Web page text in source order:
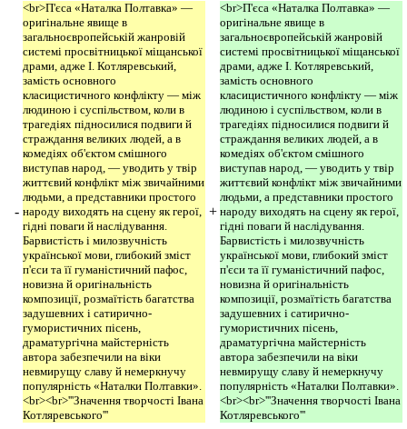
-
<br>П'єса «Наталка Полтавка» —
оригінальне явище в
загальноєвропейській жанровій
системі просвітницької міщанської
драми, адже І. Котляревський,
замість основного
класицистичного конфлікту — між
людиною і суспільством, коли в
трагедіях підносилися подвиги й
страждання великих людей, а в
комедіях об'єктом смішного
виступав народ, — уводить у твір
життєвий конфлікт між звичайними
людьми, а представники простого
народу виходять на сцену як герої,
гідні поваги й наслідування.
Барвистість і милозвучність
української мови, глибокий зміст
п'єси та її гуманістичний пафос,
новизна й оригінальність
композиції, розмаїтість багатства
задушевних і сатирично-
гумористичних пісень,
драматургічна майстерність
автора забезпечили на віки
невмирущу славу й немеркнучу
популярність «Наталки Полтавки».
<br><br>'''Значення творчості Івана
Котляревського'''
+
<br>П'єса «Наталка Полтавка» —
оригінальне явище в
загальноєвропейській жанровій
системі просвітницької міщанської
драми, адже І. Котляревський,
замість основного
класицистичного конфлікту — між
людиною і суспільством, коли в
трагедіях підносилися подвиги й
страждання великих людей, а в
комедіях об'єктом смішного
виступав народ, — уводить у твір
життєвий конфлікт між звичайними
людьми, а представники простого
народу виходять на сцену як герої,
гідні поваги й наслідування.
Барвистість і милозвучність
української мови, глибокий зміст
п'єси та її гуманістичний пафос,
новизна й оригінальність
композиції, розмаїтість багатства
задушевних і сатирично-
гумористичних пісень,
драматургічна майстерність
автора забезпечили на віки
невмирущу славу й немеркнучу
популярність «Наталки Полтавки».
<br><br>'''Значення творчості Івана
Котляревського'''